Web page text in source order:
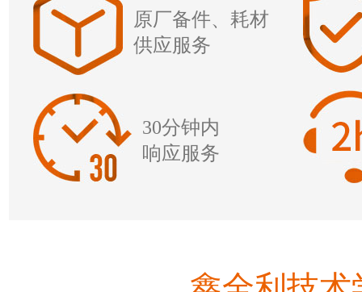
原厂备件、耗材
供应服务
30分钟内
响应服务